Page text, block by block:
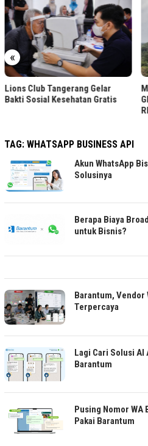
«
Lions Club Tangerang Gelar
Bakti Sosial Kesehatan Gratis
RI
TAG: WHATSAPP BUSINESS API
Akun WhatsApp
Solusinya
Berapa Biaya
untuk Bisnis?
Barantum, Vendor
Terpercaya
Lagi Cari Solusi AI
Barantum
Pusing Nomor
Pakai Barantum